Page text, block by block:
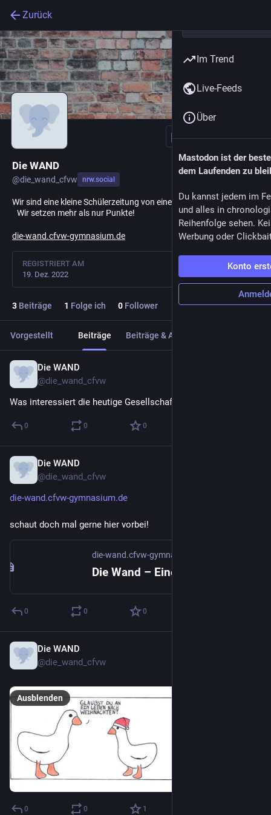
Zurück
Folgen
Die WAND
@die_wand_cfvw nrw.social
Wir sind eine kleine Schülerzeitung von einem Gymnasium in NRW.
Wir setzen mehr als nur Punkte!
die-wand.cfvw-gymnasium.de
REGISTRIERT AM
19. Dez. 2022
3 Beiträge 1 Folge ich 0 Follower
Vorgestellt Beiträge Beiträge & Antworten
Die WAND
@die_wand_cfvw
Was interessiert die heutige Gesellschaft am meisten?
0 0 0
Die WAND
@die_wand_cfvw
die-wand.cfvw-gymnasium.de
schaut doch mal gerne hier vorbei!
die-wand.cfvw-gymnasium.de
0 0 0
Die WAND
@die_wand_cfvw
Ausblenden
0 0 1
Im Trend
Live-Feeds
Über
Mastodon ist der
dem Laufenden zu
Du kannst jedem im
und alles in
Reihenfolge sehen.
Werbung oder
Konto